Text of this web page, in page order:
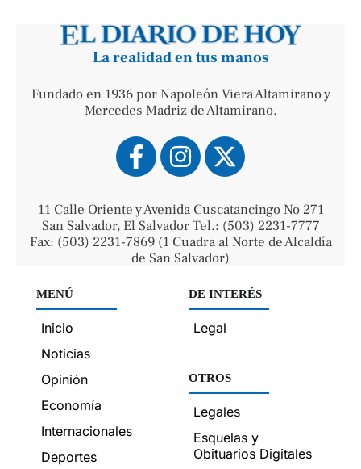
La realidad en tus manos
Fundado en 1936 por Napoleón Viera Altamirano y
Mercedes Madriz de Altamirano.
11 Calle Oriente y Avenida Cuscatancingo No 271
San Salvador, El Salvador Tel.: (503) 2231-7777
Fax: (503) 2231-7869 (1 Cuadra al Norte de Alcaldía
de San Salvador)
MENÚ
Inicio
Noticias
Opinión
Economía
Internacionales
Deportes
DE INTERÉS
Legal
OTROS
Legales
Esquelas y
Obituarios Digitales